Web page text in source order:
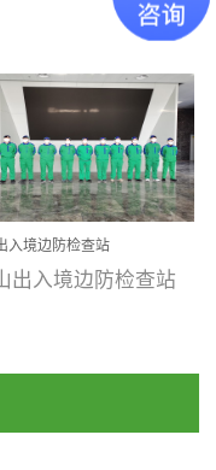
产任务，确保全国
资质优势团队优势分
势优吸环保是一棵正
成长的树，只要我们
爱护她、珍惜她、
来越枝繁叶茂，终
为一棵参天大树！
保截止2020年拥有
家网点分支机构。
校区室内空气治
程案例地址：广
区·香港科技大学(广
区 工程案...
入境边防检查站
醛空气治理项目
出入境边防检查站
过设在对外开放口